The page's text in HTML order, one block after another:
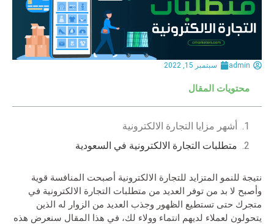
admin سبتمبر 15, 2022
محتويات المقال
أشهر مزايا التجارة الالكترونية
متطلبات التجارة الالكترونية في السعودية
نتيجة للنمو المتزايد للتجارة الالكترونية أصبحت المنافسة قوية
وأصبح لا بد من توفر العديد من متطلبات التجارة الالكترونية في
متجرك حتى تستطيع الظهور وجذب العديد من الزوار له الذين
يتحولون لعملاء لديهم انتماء وولاء لك، في هذا المقال سنعرض هذه